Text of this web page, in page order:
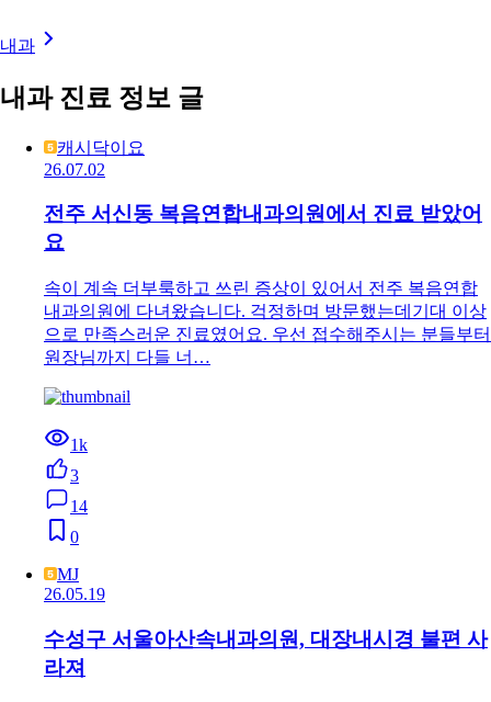
내과
내과 진료 정보 글
캐시닥이요
26.07.02
전주 서신동 복음연합내과의원에서 진료 받았어
요
속이 계속 더부룩하고 쓰린 증상이 있어서 전주 복음연합
내과의원에 다녀왔습니다. 걱정하며 방문했는데기대 이상
으로 만족스러운 진료였어요. 우선 접수해주시는 분들부터
원장님까지 다들 너…
1k
3
14
0
MJ
26.05.19
수성구 서울아산속내과의원, 대장내시경 불편 사
라져